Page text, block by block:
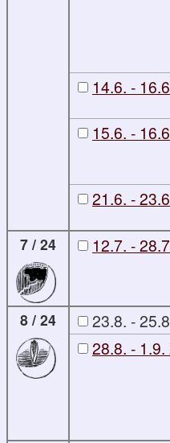
14.6. -
15.6. -
21.6. -
7 / 24
12.7. -
8 / 24 23.8. -
28.8. - 1.9.